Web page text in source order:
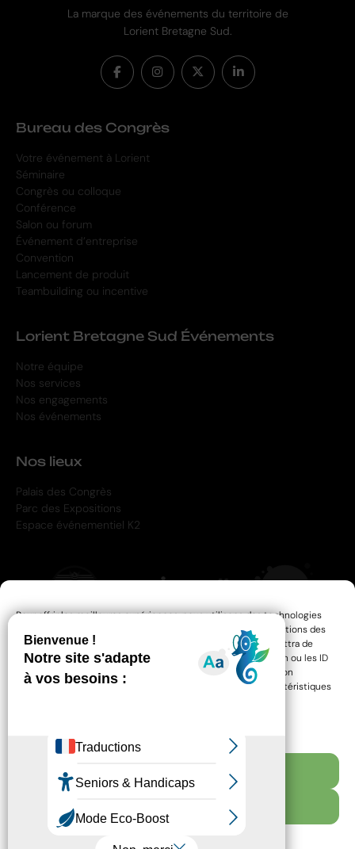
Pour offrir les meilleures expériences, nous utilisons des technologies
telles que les cookies pour stocker et/ou accéder aux informations des
appareils. Le fait de consentir à ces technologies nous permettra de
traiter des données telles que le comportement de navigation ou les ID
uniques sur ce site. Le fait de ne pas consentir ou de retirer son
consentement peut avoir un effet négatif sur certaines caractéristiques
Voir les préférences
La marque des événements du territoire de
Lorient Bretagne Sud.
Bureau des Congrès
Votre événement à Lorient
Séminaire
Congrès ou colloque
Conférence
Salon ou forum
Événement d’entreprise
Convention
Lancement de produit
Teambuilding ou incentive
Lorient Bretagne Sud Événements
Notre équipe
Nos services
Nos engagements
Nos événements
Nos lieux
Palais des Congrès
Parc des Expositions
Espace événementiel K2
MENTIONS LÉGALES
ACCESSIBILITÉ : PARTIELLEMENT CONFORME
POLITIQUE DE CONFIDENTIALITÉ